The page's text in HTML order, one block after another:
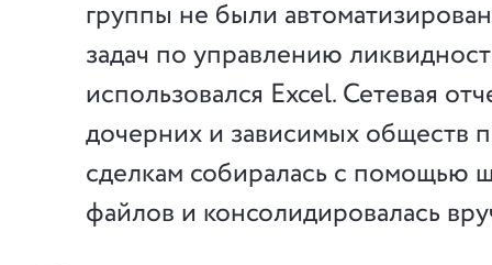
группы не были
задач по управлению
использовался Excel. Сетевая
дочерних и зависимых обществ
сделкам собиралась с помощью
файлов и консолидировалась